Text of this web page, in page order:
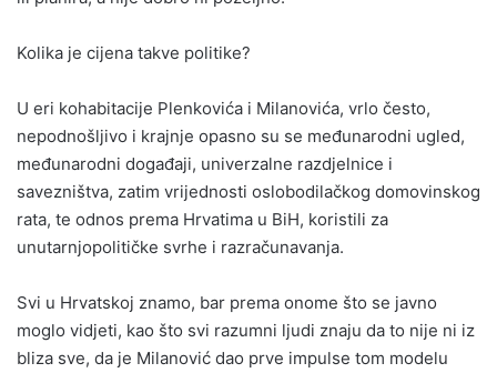
Kolika je cijena takve politike?
U eri kohabitacije Plenkovića i Milanovića, vrlo često,
nepodnošljivo i krajnje opasno su se međunarodni ugled,
međunarodni događaji, univerzalne razdjelnice i
savezništva, zatim vrijednosti oslobodilačkog domovinskog
rata, te odnos prema Hrvatima u BiH, koristili za
unutarnjopolitičke svrhe i razračunavanja.
Svi u Hrvatskoj znamo, bar prema onome što se javno
moglo vidjeti, kao što svi razumni ljudi znaju da to nije ni iz
bliza sve, da je Milanović dao prve impulse tom modelu